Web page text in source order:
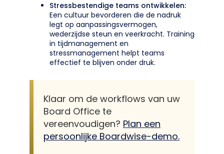
Stressbestendige teams ontwikkelen:
Een cultuur bevorderen die de nadruk
legt op aanpassingsvermogen,
wederzijdse steun en veerkracht. Training
in tijdmanagement en
stressmanagement helpt teams
effectief te blijven onder druk.
Klaar om de workflows van uw
Board Office te
vereenvoudigen? Plan een
persoonlijke Boardwise-demo.